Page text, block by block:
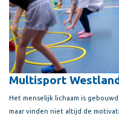
Multisport
Het menselijk lichaam is
maar vinden niet altijd de